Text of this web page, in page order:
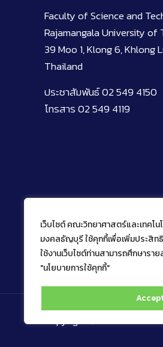
เว็บไซต์ คณะวิทยาศาสตร์และเทคโ
มงคลธัญบุรี ใช้คุกกี้เพื่อเพิ่มประสิท
ใช้งานเว็บไซต์ท่านสามารถศึกษารา
"นโยบายการใช้คุกกี้"
Faculty of Science and
Rajamangala University
39 Moo 1, Klong 6, Khlong
Thailand
ประชาสัมพันธ์ 02 549 4150
โทรสาร 02 549 4119
Copyright © 2022 คณะวิทย